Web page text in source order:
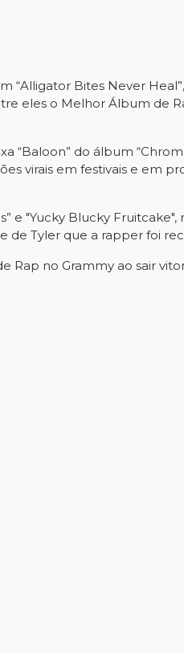
“Alligator Bites Never
eles o Melhor Álbum de
“Baloon” do álbum
virais em festivais e em
e "Yucky Blucky Fruitcake",
de Tyler que a rapper foi
no Grammy ao sair